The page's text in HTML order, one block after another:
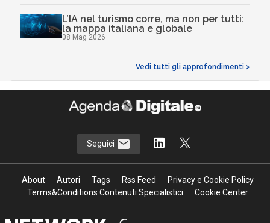
L’IA nel turismo corre, ma non per tutti:
la mappa italiana e globale
08 Mag 2026
Vedi tutti gli approfondimenti >
Seguici
About Autori Tags Rss Feed
Privacy e Cookie Policy
Terms&Conditions Contenuti Specialistici
Cookie Center